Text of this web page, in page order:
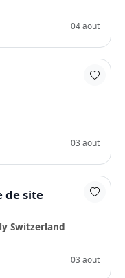
04 aout
03 aout
de site
Switzerland
03 aout